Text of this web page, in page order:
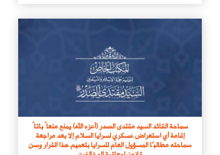
سماحة القائد السيد مقتدى الصدر (أعزه الله) يمنع منعاً باتاً
إقامة أي استعراض عسكري لسرايا السلام إلا بعد مراجعة
سماحته مطالبًا المسؤول العام للسرايا بتعميم هذا القرار وسن